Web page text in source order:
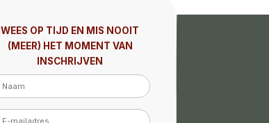
WEES OP TIJD EN MIS NOOIT
(MEER) HET MOMENT VAN
INSCHRIJVEN